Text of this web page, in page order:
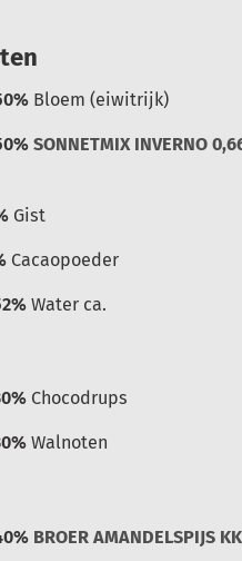
Bloem (eiwitrijk)
SONNETMIX INVERNO
Gist
Cacaopoeder
Water ca.
Chocodrups
Walnoten
BROER AMANDELSPIJS